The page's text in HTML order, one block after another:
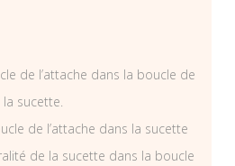
de l’attache dans la boucle de
la sucette.
de l’attache dans la sucette
de la sucette dans la boucle